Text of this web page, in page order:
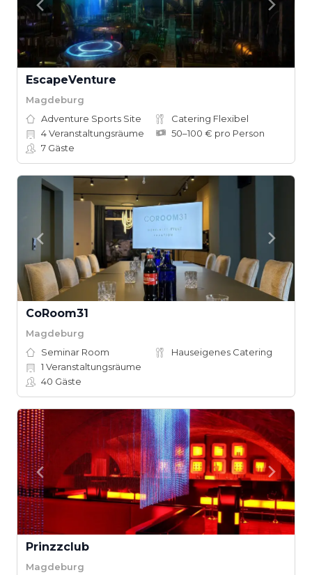
EscapeVenture
Magdeburg
Adventure Sports Site
Catering Flexibel
4Veranstaltungsräume
50–100 € pro Person
7 Gäste
CoRoom31
Magdeburg
Seminar Room
Hauseigenes Catering
1 Veranstaltungsräume
40 Gäste
Prinzzclub
Magdeburg